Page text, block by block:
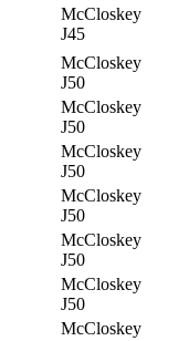
McCloskey
J45
McCloskey
J50
McCloskey
J50
McCloskey
J50
McCloskey
J50
McCloskey
J50
McCloskey
J50
McCloskey